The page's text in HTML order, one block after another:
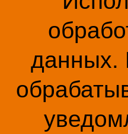
данных.